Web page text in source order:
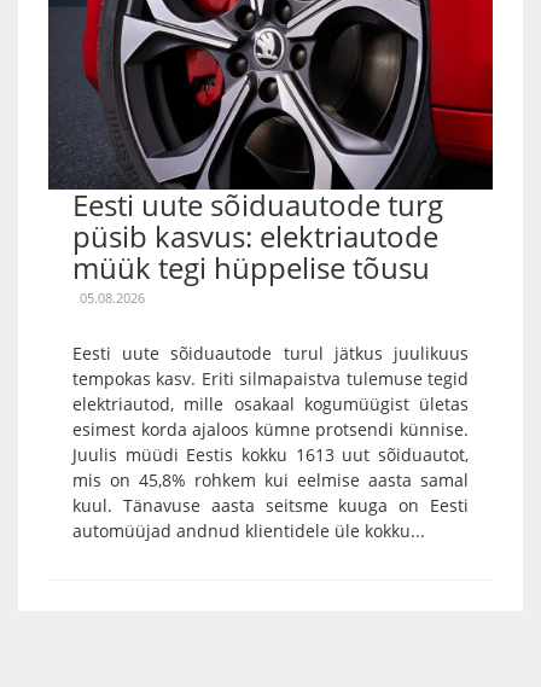
Eesti uute sõiduautode turg
püsib kasvus: elektriautode
müük tegi hüppelise tõusu
05.08.2026
Eesti uute sõiduautode turul jätkus juulikuus
tempokas kasv. Eriti silmapaistva tulemuse tegid
elektriautod, mille osakaal kogumüügist ületas
esimest korda ajaloos kümne protsendi künnise.
Juulis müüdi Eestis kokku 1613 uut sõiduautot,
mis on 45,8% rohkem kui eelmise aasta samal
kuul. Tänavuse aasta seitsme kuuga on Eesti
automüüjad andnud klientidele üle kokku...